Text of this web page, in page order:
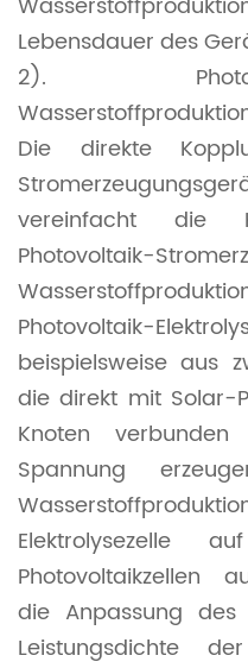
Lebensdauer des
2).
Die direkte
vereinfacht die
Photovoltaik-
Photovoltaik-
beispielsweise aus
die direkt mit Solar-
Knoten
Spannung
Elektrolysezelle
Photovoltaikzellen
die Anpassung des
Leistungsdichte